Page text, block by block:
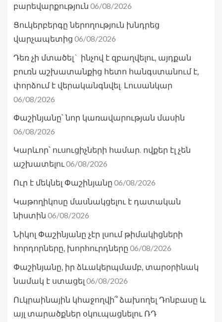
բարեվարքություն 06/08/2026
Ցուկերբերգը ներողություն խնդրեց
վարչապետից 06/08/2026
Դեռ չի մտածել` ինչով է զբաղվելու, այդքան
բուռն աշխատանքից հետո հանգստանում է,
փորձում է վերականգնվել. Լուսանկար
06/08/2026
Փաշինյանը՝ նոր կառավարության մասին
06/08/2026
Կարևոր՝ ուսուցիչների համար. ովքեր էլ չեն
աշխատելու06/08/2026
Ուր է մեկնել Փաշինյանը 06/08/2026
Կաթողիկոսը մասնակցելու է դատական
նիստին 06/08/2026
Նիկոլ Փաշինյանը չէր լսում թիմակիցների
հորդորները, խորհուրդները 06/08/2026
Փաշինյանը, իր ձևակերպմամբ, տարօրինակ
նամակ է ստացել 06/08/2026
Ուկրաինային կհաջողվի՞ ձախողել Դոնբասը և
այլ տարածքներ օկուպացնելու ՌԴ